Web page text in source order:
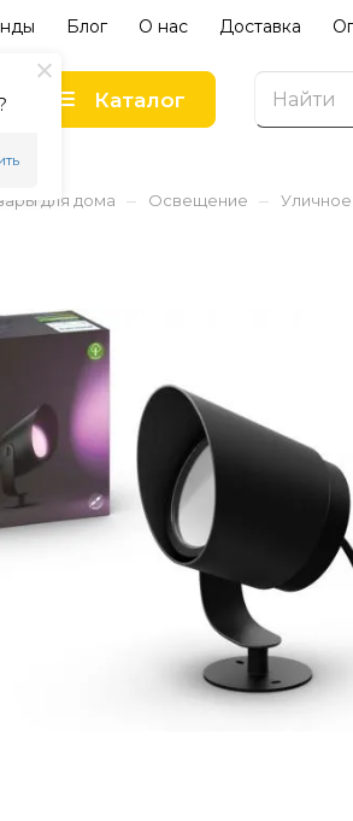
Блог О нас Доставка
Каталог
для дома – Освещение –